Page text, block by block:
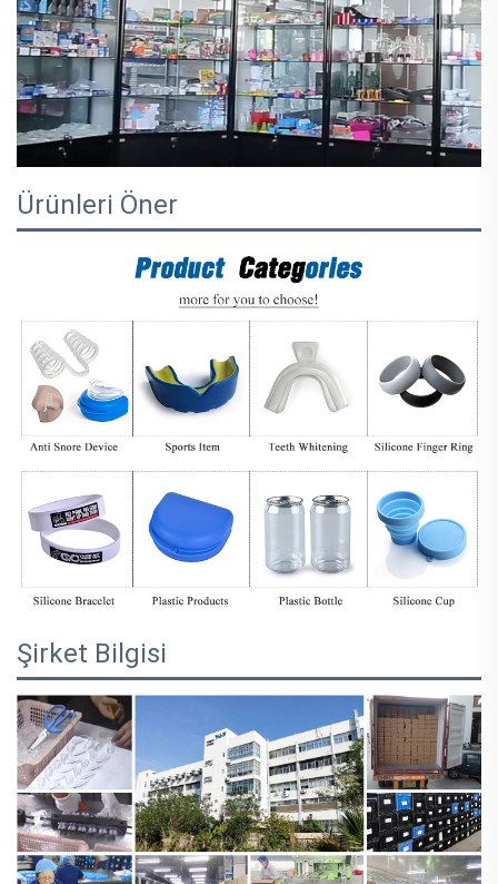
Ürünleri Öner
Şirket Bilgisi